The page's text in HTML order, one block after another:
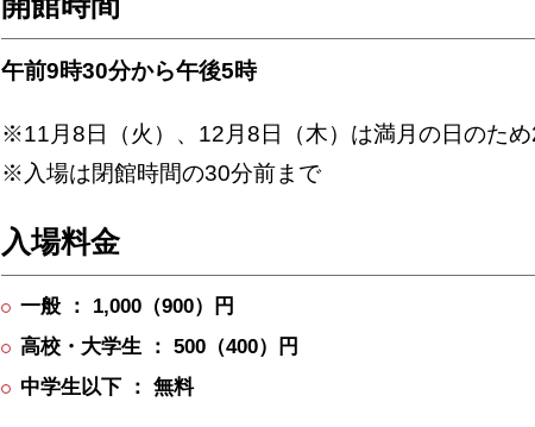
午前9時30分から午後5時
※11月8日（火）、12月8日（木）は満月の日のた
※入場は閉館時間の30分前まで
入場料金
一般 ： 1,000（900）円
高校・大学生 ： 500（400）円
中学生以下 ： 無料